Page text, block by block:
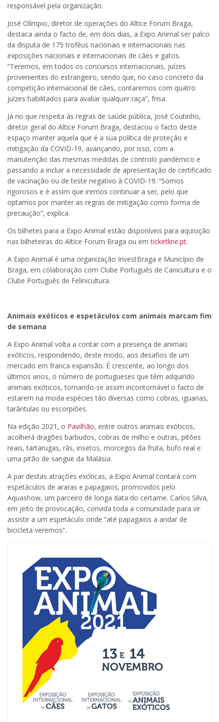
responsável pela organização.
José Olímpio, diretor de operações do Altice Forum Braga,
destaca ainda o facto de, em dois dias, a Expo Animal ser palco
da disputa de 175 troféus nacionais e internacionais nas
exposições nacionais e internacionais de cães e gatos.
“Teremos, em todos os concursos internacionais, juízes
provenientes do estrangeiro, sendo que, no caso concreto da
competição internacional de cães, contaremos com quatro
juízes habilitados para avaliar qualquer raça”, frisa.
Já no que respeita às regras de saúde pública, José Coutinho,
diretor geral do Altice Forum Braga, destacou o facto deste
espaço manter aquela que é a sua política de proteção e
mitigação da COVID-19, avançando, por isso, com a
manutenção das mesmas medidas de controlo pandémico e
passando a incluir a necessidade de apresentação de certificado
de vacinação ou de teste negativo à COVID-19. “Somos
rigorosos e é assim que iremos continuar a ser, pelo que
optamos por manter as regras de mitigação como forma de
precaução”, explica.
Os bilhetes para a Expo Animal estão disponíveis para aquisição
nas bilheteiras do Altice Forum Braga ou emticketline.pt.
A Expo Animal é uma organização InvestBraga e Município de
Braga, em colaboração com Clube Português de Canicultura e o
Clube Português de Felinicultura.
Animais exóticos e espetáculos com animais marcam fim
de semana
A Expo Animal volta a contar com a presença de animais
exóticos, respondendo, deste modo, aos desafios de um
mercado em franca expansão. É crescente, ao longo dos
últimos anos, o número de portugueses que têm adquirido
animais exóticos, tornando-se assim incontornável o facto de
estarem na moda espécies tão diversas como cobras, iguanas,
tarântulas ou escorpiões.
Na edição 2021, o Pavilhão, entre outros animais exóticos,
acolherá dragões barbudos, cobras de milho e outras, pitões
reais, tartarugas, rãs, insetos, morcegos da fruta, bufo real e
uma pitão de sangue da Malásia.
A par destas atrações exóticas, a Expo Animal contará com
espetáculos de araras e papagaios, promovidos pelo
Aquashow, um parceiro de longa data do certame. Carlos Silva,
em jeito de provocação, convida toda a comunidade para vir
assistir a um espetáculo onde “até papagaios a andar de
bicicleta veremos”.